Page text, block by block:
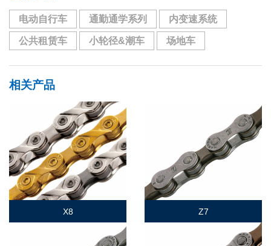
电动自行车 通勤通学系列 内变速系统
公共租赁车 小轮径&潮车 场地车
相关产品
X8 Z7